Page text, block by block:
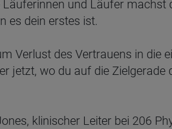
und Läufer
es dein erstes ist.
Verlust des Vertrauens in die
jetzt, wo du auf die
klinischer Leiter bei 206